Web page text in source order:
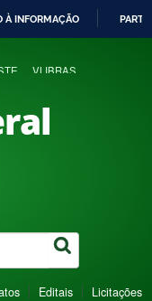
À INFORMAÇÃO
VLIBRAS
Editais Licitações